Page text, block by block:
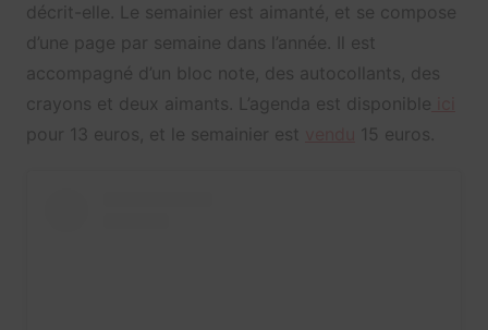
décrit-elle. Le semainier est aimanté, et se compose
d’une page par semaine dans l’année. Il est
accompagné d’un bloc note, des autocollants, des
crayons et deux aimants. L’agenda est disponible
pour 13 euros, et le semainier est
15 euros.